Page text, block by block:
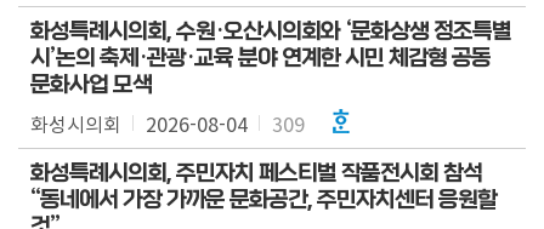
화성특례시의회, 수원·오산시의회와 ‘문화상생 정조특별
시’논의 축제·관광·교육 분야 연계한 시민 체감형 공동
문화사업 모색
화성시의회 2026-08-04 309
화성특례시의회, 주민자치 페스티벌 작품전시회 참석
“동네에서 가장 가까운 문화공간, 주민자치센터 응원할